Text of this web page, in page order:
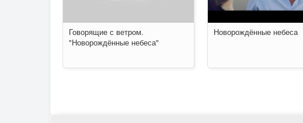
Говорящие с ветром.
"Новорождённые небеса"
Новорождённые небеса